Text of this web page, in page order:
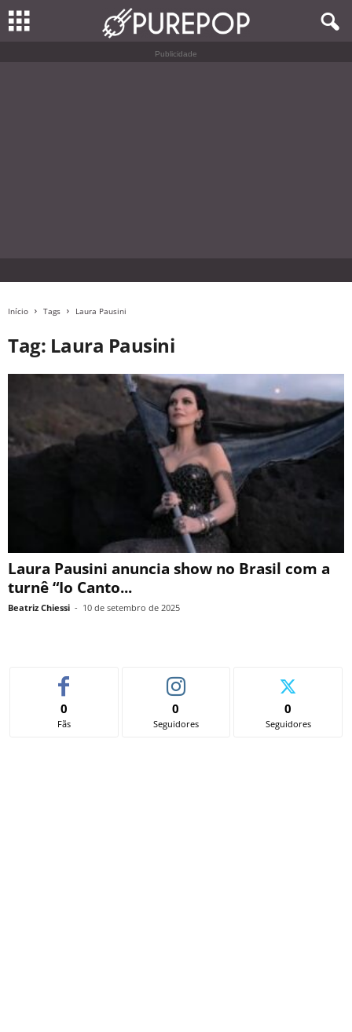
Publicidade
Início Tags Laura Pausini
Tag: Laura Pausini
Laura Pausini anuncia show no Brasil com a
turnê “Io Canto...
Beatriz Chiessi - 10 de setembro de 2025
0
Fãs
0
Seguidores
0
Seguidores